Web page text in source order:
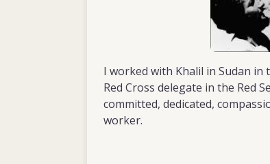
I worked with Khalil in Sudan in
Red Cross delegate in the Red
committed, dedicated,
worker.